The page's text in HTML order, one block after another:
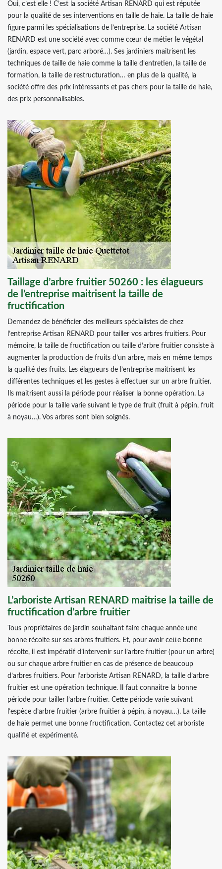
Oui, c’est elle ! C’est la société Artisan RENARD qui est réputée
pour la qualité de ses interventions en taille de haie. La taille de haie
figure parmi les spécialisations de l’entreprise. La société Artisan
RENARD est une société avec comme cœur de métier le végétal
(jardin, espace vert, parc arboré…). Ses jardiniers maitrisent les
techniques de taille de haie comme la taille d’entretien, la taille de
formation, la taille de restructuration… en plus de la qualité, la
société offre des prix intéressants et pas chers pour la taille de haie,
des prix personnalisables.
Taillage d’arbre fruitier 50260 : les élagueurs
de l’entreprise maitrisent la taille de
fructification
Demandez de bénéficier des meilleurs spécialistes de chez
l’entreprise Artisan RENARD pour tailler vos arbres fruitiers. Pour
mémoire, la taille de fructification ou taille d’arbre fruitier consiste à
augmenter la production de fruits d’un arbre, mais en même temps
la qualité des fruits. Les élagueurs de l’entreprise maitrisent les
différentes techniques et les gestes à effectuer sur un arbre fruitier.
Ils maitrisent aussi la période pour réaliser la bonne opération. La
période pour la taille varie suivant le type de fruit (fruit à pépin, fruit
à noyau…). Vos arbres sont bien soignés.
L’arboriste Artisan RENARD maitrise la taille de
fructification d’arbre fruitier
Tous propriétaires de jardin souhaitant faire chaque année une
bonne récolte sur ses arbres fruitiers. Et, pour avoir cette bonne
récolte, il est impératif d’intervenir sur l’arbre fruitier (pour un arbre)
ou sur chaque arbre fruitier en cas de présence de beaucoup
d’arbres fruitiers. Pour l’arboriste Artisan RENARD, la taille d’arbre
fruitier est une opération technique. Il faut connaitre la bonne
période pour tailler l’arbre fruitier. Cette période varie suivant
l’espèce d’arbre fruitier (arbre fruitier à pépin, à noyau…). La taille
de haie permet une bonne fructification. Contactez cet arboriste
qualifié et expérimenté.